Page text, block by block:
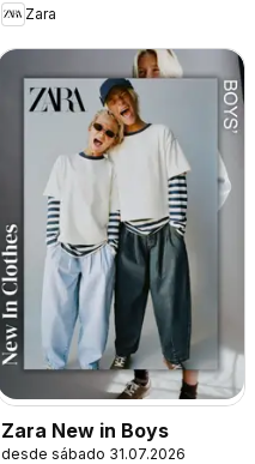
Zara
Zara New in Boys
desde sábado 31.07.2026